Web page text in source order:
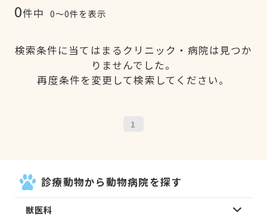
0件中 0〜0件を表示
検索条件に当てはまるクリニック・病院は見つか
りませんでした。
再度条件を変更して検索してください。
1
診療動物から動物病院を探す
獣医科